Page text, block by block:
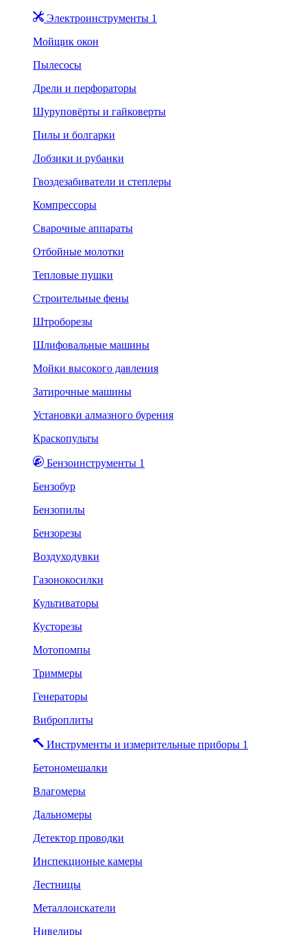
Электроинструменты 1
Мойщик окон
Пылесосы
Дрели и перфораторы
Шуруповёрты и гайковерты
Пилы и болгарки
Лобзики и рубанки
Гвоздезабиватели и степлеры
Компрессоры
Сварочные аппараты
Отбойные молотки
Тепловые пушки
Строительные фены
Штроборезы
Шлифовальные машины
Мойки высокого давления
Затирочные машины
Установки алмазного бурения
Краскопульты
Бензоинструменты 1
Бензобур
Бензопилы
Бензорезы
Воздуходувки
Газонокосилки
Культиваторы
Кусторезы
Мотопомпы
Триммеры
Генераторы
Виброплиты
Инструменты и измерительные приборы 1
Бетономешалки
Влагомеры
Дальномеры
Детектор проводки
Инспекционые камеры
Лестницы
Металлоискатели
Нивелиры